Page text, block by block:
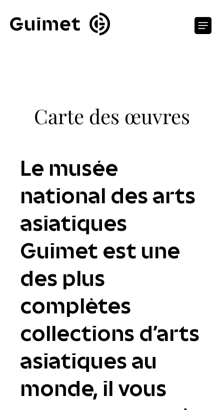
Carte des œuvres
Le musée
national des arts
asiatiques
Guimet est une
des plus
complètes
collections d'arts
asiatiques au
monde, il vous